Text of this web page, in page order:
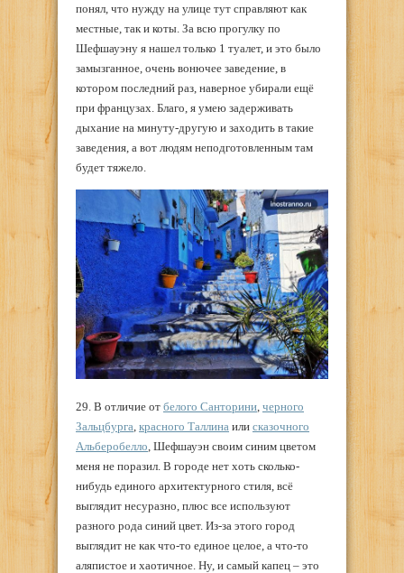
понял, что нужду на улице тут справляют как
местные, так и коты. За всю прогулку по
Шефшауэну я нашел только 1 туалет, и это было
замызганное, очень вонючее заведение, в
котором последний раз, наверное убирали ещё
при французах. Благо, я умею задерживать
дыхание на минуту-другую и заходить в такие
заведения, а вот людям неподготовленным там
будет тяжело.
29. В отличие от белого Санторини черного
Зальцбурга красного Таллина или сказочного
Альберобелло , Шефшауэн своим синим цветом
меня не поразил. В городе нет хоть сколько-
нибудь единого архитектурного стиля, всё
выглядит несуразно, плюс все используют
разного рода синий цвет. Из-за этого город
выглядит не как что-то единое целое, а что-то
аляпистое и хаотичное. Ну, и самый капец – это